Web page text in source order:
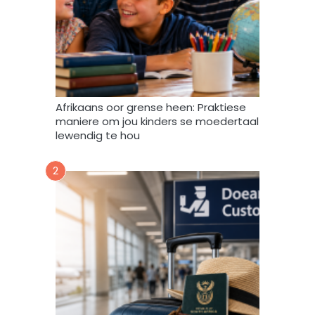
u
l
s
t
e
m
e
k
d
a
a
t
n
d
a
Afrikaans oor grense heen: Praktiese
maniere om jou kinders se moedertaal
lewendig te hou
2